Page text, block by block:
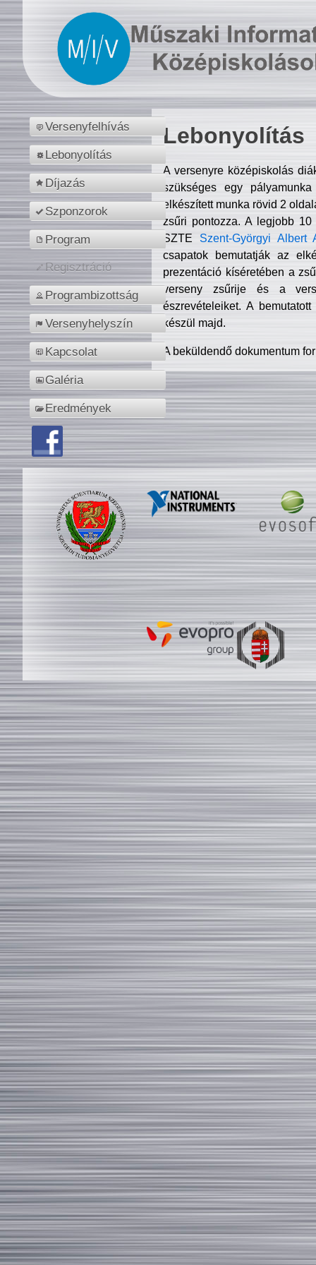
Versenyfelhívás
Lebonyolítás
Díjazás
Szponzorok
Program
Regisztráció
Programbizottság
Versenyhelyszín
Kapcsolat
Galéria
Eredmények
Lebonyolítás
A versenyre középiskolás
szükséges egy
elkészített munka rövid 2
zsűri pontozza. A legjobb
SZTE Szent-Györgyi Albert
csapatok bemutatják az
prezentáció kíséretében a
verseny zsűrije és a
észrevételeiket. A
készül majd.
A beküldendő dokumentum